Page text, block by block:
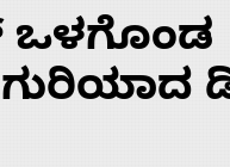
ಒಳಗೊಂಡ
ಗುರಿಯಾದ